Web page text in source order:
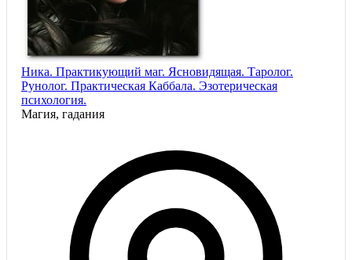
Ника. Практикующий маг. Ясновидящая. Таролог.
Рунолог. Практическая Каббала. Эзотерическая
психология.
Магия, гадания